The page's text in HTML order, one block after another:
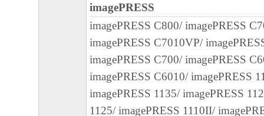
“米国政府エンドユーザー”とは、米国政府
を意味します。もしお客様が米国政府エン
る場合、以下の規定が適用されます ： The
"commercial item," as that term is defined at
1995), consisting of "commercial computer
"commercial computer software
used in 48 C.F.R. 12.212 (Sept 1995).
imagePRESS
imagePRESS C800/ imagePRESS
imagePRESS C7010VP/
imagePRESS C700/ imagePRESS
imagePRESS C6010/ imagePRESS
imagePRESS 1135/ imagePRESS
1125/ imagePRESS 1110II/